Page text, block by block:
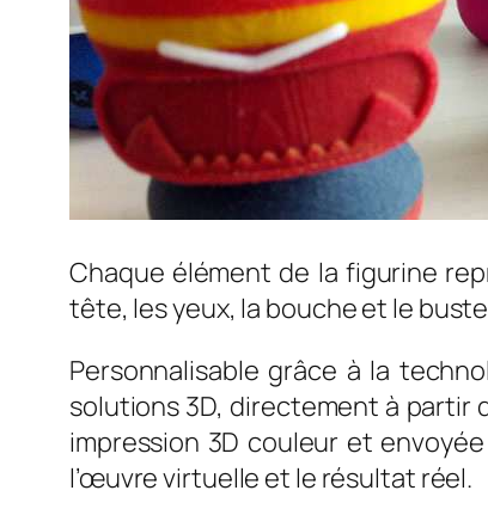
Chaque élément de la figurine
tête, les yeux, la bouche et le
Personnalisable grâce à la
solutions 3D, directement à partir
impression 3D couleur et
l’œuvre virtuelle et le résultat réel.